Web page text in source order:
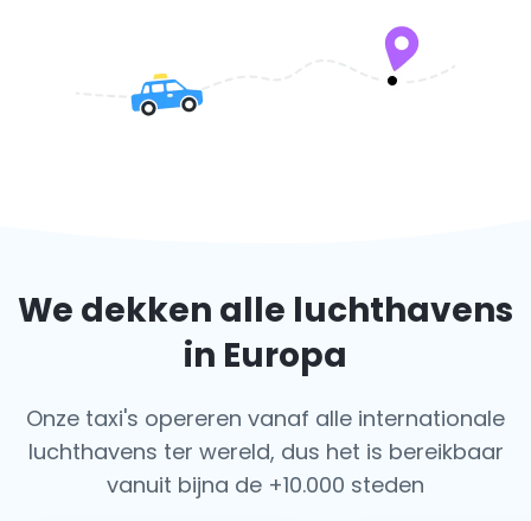
We dekken alle luchthavens
in Europa
Onze taxi's opereren vanaf alle internationale
luchthavens ter wereld, dus het is bereikbaar
vanuit bijna de +10.000 steden